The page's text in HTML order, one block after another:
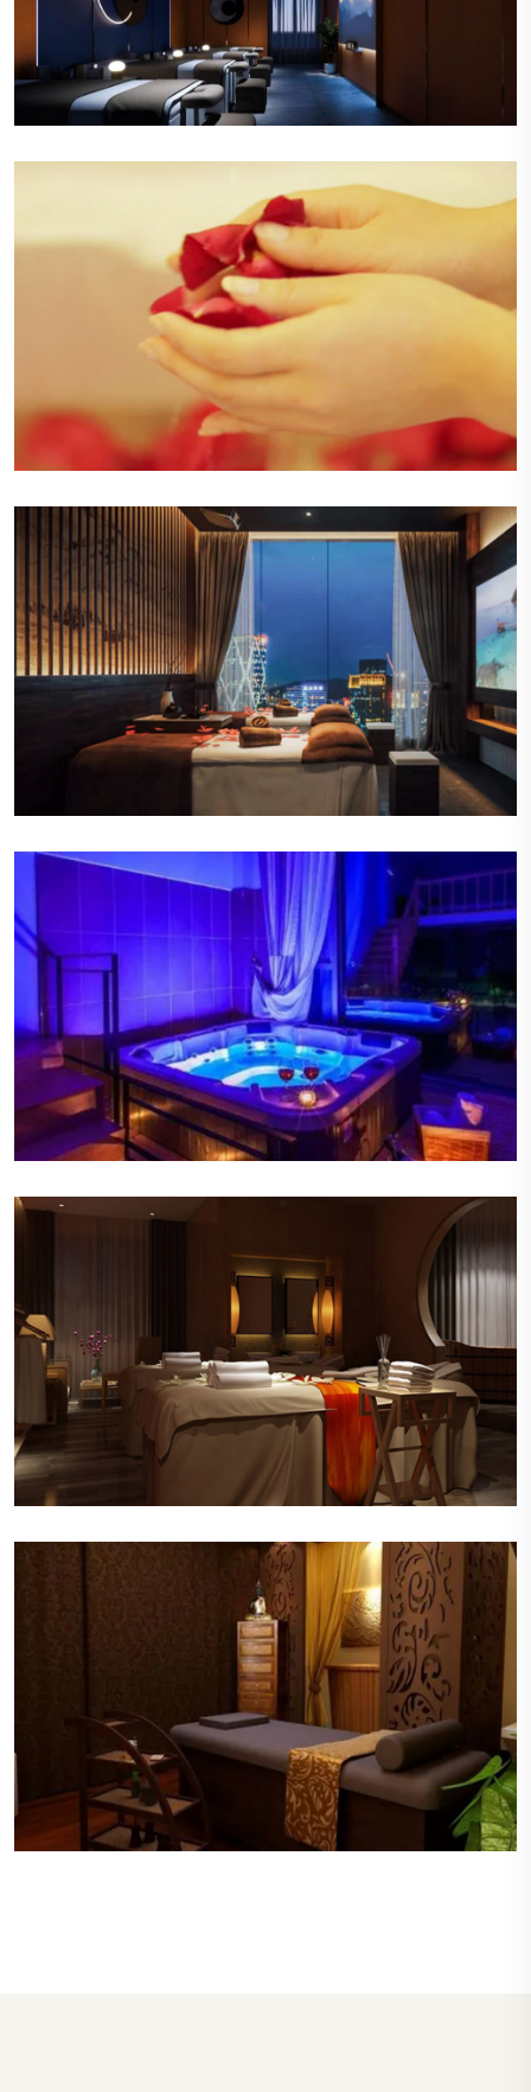
舒适的休息区
休息区布置有舒适的沙发和柔软的靠垫，旁边是明
亮的落地窗，让自然光线洒满整个空间，顾客可以
在这里悠闲地阅读或交谈。
宜人的香氛
空气中弥漫着淡淡的香薰气息，这些香氛不仅令人
愉悦，还能帮助顾客放松心情，提升整体的感官享
受。
柔和的照明
会所内的照明设计巧妙，营造出温暖而柔和的光
线，既不会太过刺眼，也不会显得昏暗，为顾客提
供了一个舒适的视觉环境。
轻柔的背景音乐在会所内缓缓流淌，旋律悠扬，节
奏舒缓，有助于顾客进一步放松身心。
每个桑拿房和按摩室都设计有良好的私密性，确保
顾客在享受服务时不会被打扰，保障了顾客的隐